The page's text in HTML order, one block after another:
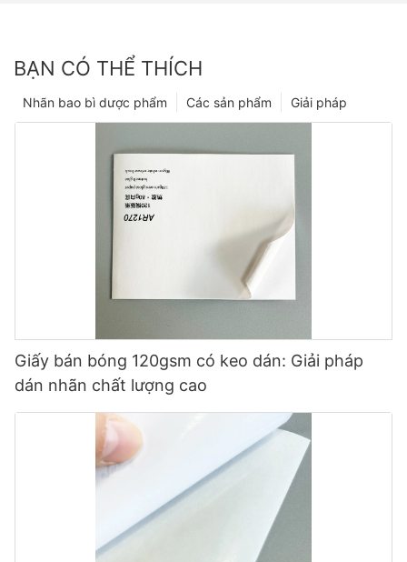
BẠN CÓ THỂ THÍCH
Giải pháp
Các sản phẩm
Nhãn bao bì dược phẩm
Giấy bán bóng 120gsm có keo dán: Giải pháp
dán nhãn chất lượng cao